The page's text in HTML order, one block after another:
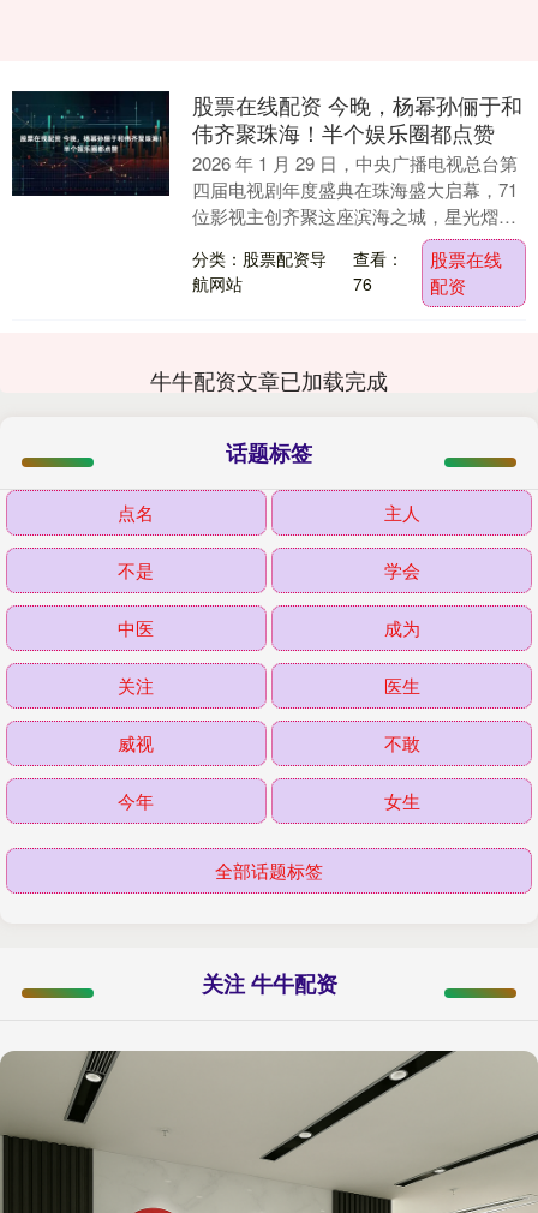
股票在线配资 今晚，杨幂孙俪于和
伟齐聚珠海！半个娱乐圈都点赞
2026 年 1 月 29 日，中央广播电视总台第
四届电视剧年度盛典在珠海盛大启幕，71
位影视主创齐聚这座滨海之城，星光熠熠
点亮湾区夜空。杨幂、孙俪、于和伟等....
分类：股票配资导
航网站
查看：
76
股票在线
配资
牛牛配资文章已加载完成
话题标签
点名 主人
不是 学会
中医 成为
关注 医生
威视 不敢
今年 女生
全部话题标签
关注 牛牛配资